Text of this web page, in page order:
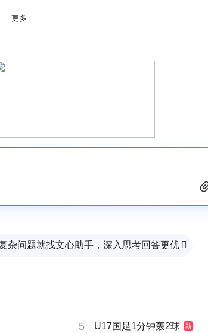
更多
杂问题就找文心助手，深入思考回答更优 
5 U17国足1分钟轰2球 新